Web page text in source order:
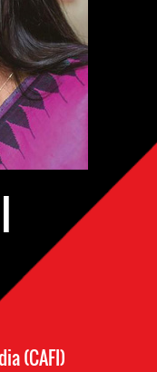
(CAFI)